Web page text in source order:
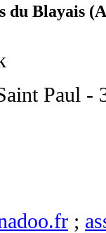
du Blayais
Paul -
;